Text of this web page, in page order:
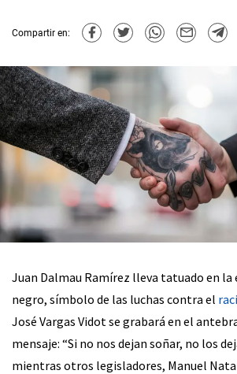
Compartir en:
Juan Dalmau Ramírez lleva tatuado en la
negro, símbolo de las luchas contra el
José Vargas Vidot se grabará en el
mensaje: “Si no nos dejan soñar, no los
mientras otros legisladores, Manuel